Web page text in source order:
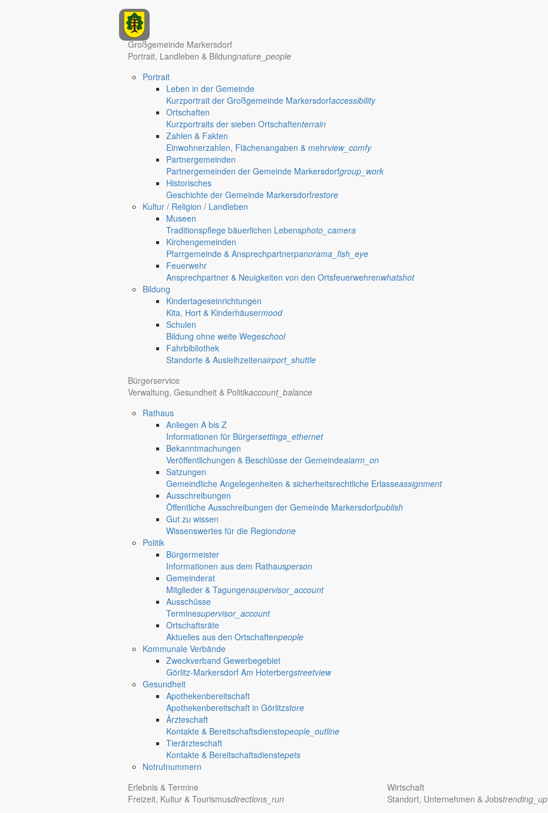
Regional werben auf markersdorf.de! anzeigen@gemeinde-markersdorf.de
Großgemeinde Markersdorf
Portrait, Landleben & Bildungnature_people
Portrait
Leben in der Gemeinde
Kurzportrait der Großgemeinde Markersdorfaccessibility
Ortschaften
Kurzportraits der sieben Ortschaftenterrain
Zahlen & Fakten
Einwohnerzahlen, Flächenangaben & mehrview_comfy
Partnergemeinden
Partnergemeinden der Gemeinde Markersdorfgroup_work
Historisches
Geschichte der Gemeinde Markersdorfrestore
Kultur / Religion / Landleben
Museen
Traditionspflege bäuerlichen Lebensphoto_camera
Kirchengemeinden
Pfarrgemeinde & Ansprechpartnerpanorama_fish_eye
Feuerwehr
Ansprechpartner & Neuigkeiten von den Ortsfeuerwehrenwhatshot
Bildung
Kindertageseinrichtungen
Kita, Hort & Kinderhäusermood
Schulen
Bildung ohne weite Wegeschool
Fahrbibliothek
Standorte & Ausleihzeitenairport_shuttle
Bürgerservice
Verwaltung, Gesundheit & Politikaccount_balance
Rathaus
Anliegen A bis Z
Informationen für Bürgersettings_ethernet
Bekanntmachungen
Veröffentlichungen & Beschlüsse der Gemeindealarm_on
Satzungen
Gemeindliche Angelegenheiten & sicherheitsrechtliche Erlasseassignment
Ausschreibungen
Öffentliche Ausschreibungen der Gemeinde Markersdorfpublish
Gut zu wissen
Wissenswertes für die Regiondone
Politik
Bürgermeister
Informationen aus dem Rathausperson
Gemeinderat
Mitglieder & Tagungensupervisor_account
Ausschüsse
Terminesupervisor_account
Ortschaftsräte
Aktuelles aus den Ortschaftenpeople
Kommunale Verbände
Zweckverband Gewerbegebiet
Görlitz-Markersdorf Am Hoterbergstreetview
Gesundheit
Apothekenbereitschaft
Apothekenbereitschaft in Görlitzstore
Ärzteschaft
Kontakte & Bereitschaftsdienstepeople_outline
Tierärzteschaft
Kontakte & Bereitschaftsdienstepets
Notrufnummern
Erlebnis & Termine
Freizeit, Kultur & Tourismusdirections_run
Wirtschaft
Standort, Unternehmen & Jobstrending_up